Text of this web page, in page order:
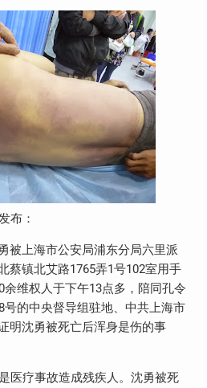
布：
被上海市公安局浦东分局六里派
蔡镇北艾路1765弄1号102室用手
余维权人于下午13点多，陪同孔令
号的中央督导组驻地、中共上海市
明沈勇被死亡后浑身是伤的事
医疗事故造成残疾人。沈勇被死